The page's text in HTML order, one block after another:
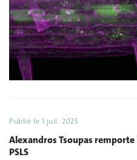
Publié le 1 juil. 2025
Alexandros Tsoupas remporte
PSLS